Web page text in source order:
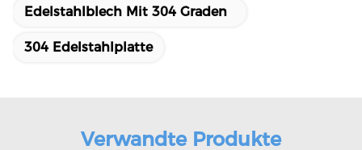
Edelstahlblech Mit 304 Graden
304 Edelstahlplatte
Verwandte Produkte